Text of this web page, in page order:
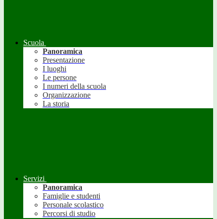
Scuola
Panoramica
Presentazione
I luoghi
Le persone
I numeri della scuola
Organizzazione
La storia
Servizi
Panoramica
Famiglie e studenti
Personale scolastico
Percorsi di studio